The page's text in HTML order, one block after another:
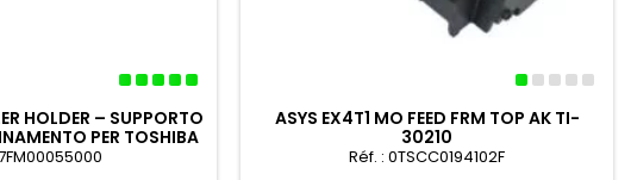
HOLDER – SUPPORTO
PER TOSHIBA
B-EX4T
ASYS EX4T1 MO FEED FRM TOP AK TI-
30210
Réf. : 0TSCC0194102F